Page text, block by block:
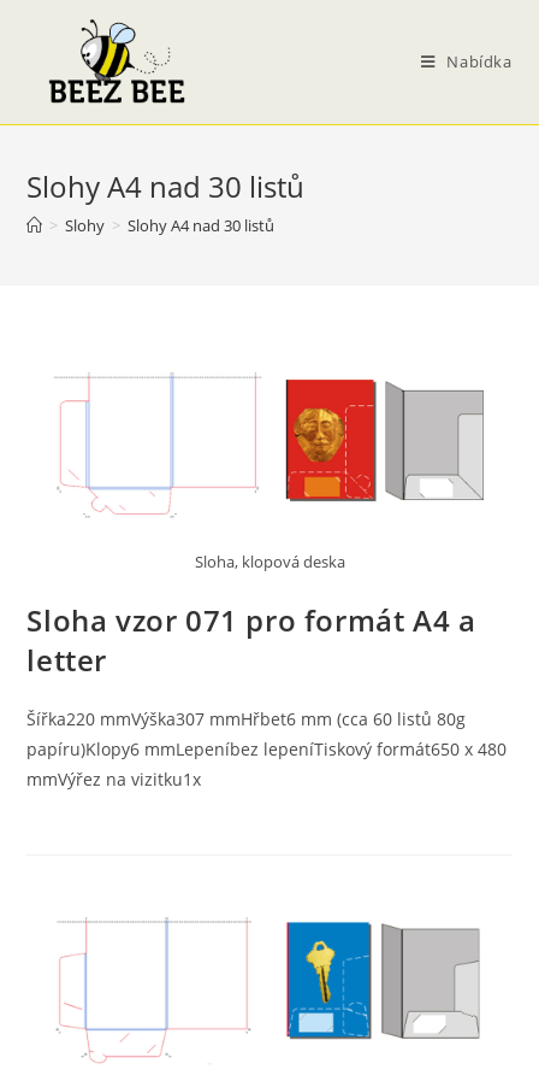
obsahu
Nabídka
Slohy A4 nad 30 listů
> Slohy > Slohy A4 nad 30 listů
Sloha, klopová deska
Sloha vzor 071 pro formát A4 a
letter
Šířka220 mmVýška307 mmHřbet6 mm (cca 60 listů 80g
papíru)Klopy6 mmLepeníbez lepeníTiskový formát650 x 480
mmVýřez na vizitku1x